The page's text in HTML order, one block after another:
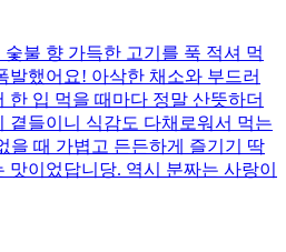
불 향 가득한 고기를 푹 적셔 먹
발했어요! 아삭한 채소와 부드러
한 입 먹을 때마다 정말 산뜻하더
곁들이니 식감도 다채로워서 먹는
을 때 가볍고 든든하게 즐기기 딱
이었답니당. 역시 분짜는 사랑이